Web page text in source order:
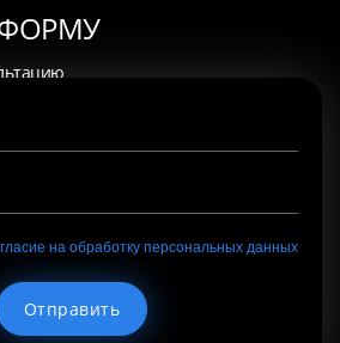
на обработку персональных данных